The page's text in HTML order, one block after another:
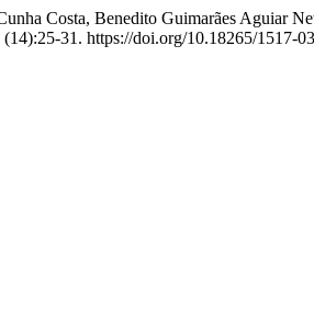
Costa, Benedito Guimarães Aguiar
(14):25-31. https://doi.org/10.18265/1517-